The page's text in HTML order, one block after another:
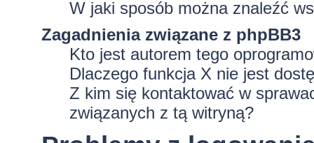
W jaki sposób można znaleźć
Zagadnienia związane z phpBB3
Kto jest autorem tego
Dlaczego funkcja X nie jest
Z kim się kontaktować w
związanych z tą witryną?